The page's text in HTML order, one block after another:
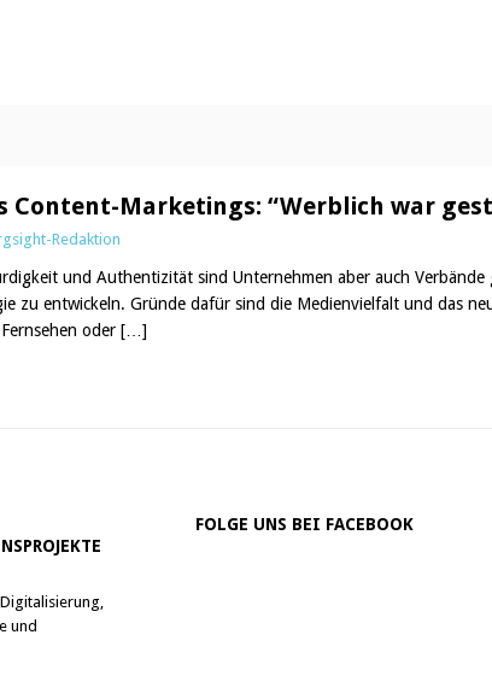
Content-Marketings: “Werblich war
Redaktion
und Authentizität sind Unternehmen aber auch
zu entwickeln. Gründe dafür sind die Medienvielfalt und das
oder […]
und
FOLGE UNS BEI FACEBOOK